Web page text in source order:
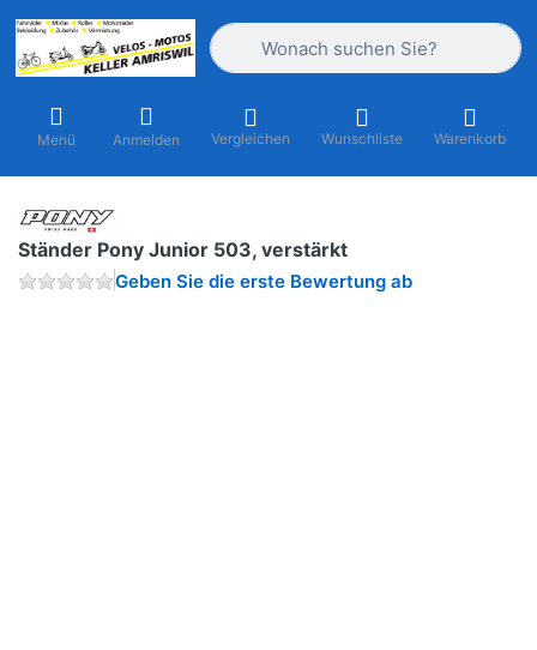
Geben Sie einen Suchbegriff ein.
Menü Anmelden Vergleichen Wunschliste Warenkorb
Ständer Pony Junior 503, verstärkt
Geben Sie die erste Bewertung ab